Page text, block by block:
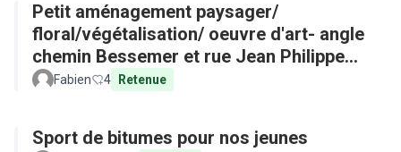
Petit aménagement paysager/
floral/végétalisation/ oeuvre d'art- angle
chemin Bessemer et rue Jean Philippe
Rameau
Fabien 4 Retenue
Sport de bitumes pour nos jeunes